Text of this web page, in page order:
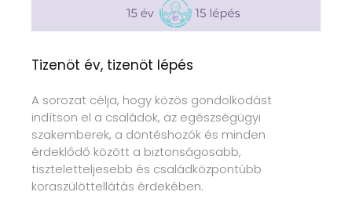
Tizenöt év, tizenöt lépés
A sorozat célja, hogy közös gondolkodást
indítson el a családok, az egészségügyi
szakemberek, a döntéshozók és minden
érdeklődő között a biztonságosabb,
tiszteletteljesebb és családközpontúbb
koraszülöttellátás érdekében.